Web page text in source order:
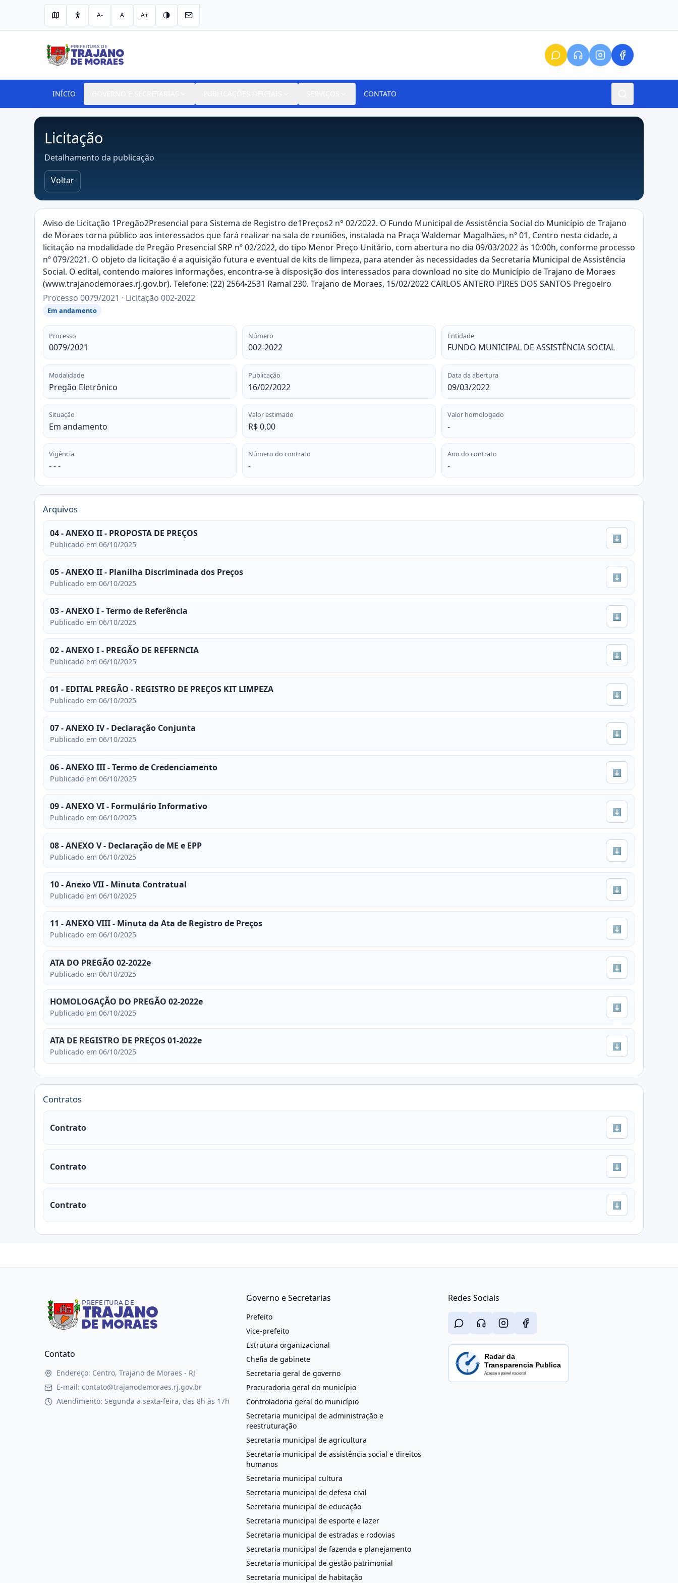
A- A A+
INÍCIO CONTATO
Licitação
Detalhamento da publicação
Voltar
Aviso de Licitação 1Pregão2Presencial para Sistema de Registro de1Preços2 n° 02/2022. O Fundo Municipal de Assistência Social do Município de Trajano
de Moraes torna público aos interessados que fará realizar na sala de reuniões, instalada na Praça Waldemar Magalhães, nº 01, Centro nesta cidade, a
licitação na modalidade de Pregão Presencial SRP nº 02/2022, do tipo Menor Preço Unitário, com abertura no dia 09/03/2022 às 10:00h, conforme processo
nº 079/2021. O objeto da licitação é a aquisição futura e eventual de kits de limpeza, para atender às necessidades da Secretaria Municipal de Assistência
Social. O edital, contendo maiores informações, encontra-se à disposição dos interessados para download no site do Município de Trajano de Moraes
(www.trajanodemoraes.rj.gov.br). Telefone: (22) 2564-2531 Ramal 230. Trajano de Moraes, 15/02/2022 CARLOS ANTERO PIRES DOS SANTOS Pregoeiro
Processo 0079/2021 · Licitação 002-2022
Em andamento
Processo
0079/2021
Número
002-2022
Entidade
FUNDO MUNICIPAL DE ASSISTÊNCIA SOCIAL
Modalidade
Pregão Eletrônico
Publicação
16/02/2022
Data da abertura
09/03/2022
Situação
Em andamento
Valor estimado
R$ 0,00
Valor homologado
-
Vigência
- - -
Número do contrato
-
Ano do contrato
-
Arquivos
04 - ANEXO II - PROPOSTA DE PREÇOS
Publicado em 06/10/2025
⬇
05 - ANEXO II - Planilha Discriminada dos Preços
Publicado em 06/10/2025
⬇
03 - ANEXO I - Termo de Referência
Publicado em 06/10/2025
⬇
02 - ANEXO I - PREGÃO DE REFERNCIA
Publicado em 06/10/2025
⬇
01 - EDITAL PREGÃO - REGISTRO DE PREÇOS KIT LIMPEZA
Publicado em 06/10/2025
⬇
07 - ANEXO IV - Declaração Conjunta
Publicado em 06/10/2025
⬇
06 - ANEXO III - Termo de Credenciamento
Publicado em 06/10/2025
⬇
09 - ANEXO VI - Formulário Informativo
Publicado em 06/10/2025
⬇
08 - ANEXO V - Declaração de ME e EPP
Publicado em 06/10/2025
⬇
10 - Anexo VII - Minuta Contratual
Publicado em 06/10/2025
⬇
11 - ANEXO VIII - Minuta da Ata de Registro de Preços
Publicado em 06/10/2025
⬇
ATA DO PREGÃO 02-2022e
Publicado em 06/10/2025
⬇
HOMOLOGAÇÃO DO PREGÃO 02-2022e
Publicado em 06/10/2025
⬇
ATA DE REGISTRO DE PREÇOS 01-2022e
Publicado em 06/10/2025
⬇
Contratos
Contrato ⬇
Contrato ⬇
Contrato ⬇
Contato
Endereço: Centro, Trajano de Moraes - RJ
E-mail: contato@trajanodemoraes.rj.gov.br
Atendimento: Segunda a sexta-feira, das 8h às 17h
Governo e Secretarias
Prefeito
Vice-prefeito
Estrutura organizacional
Chefia de gabinete
Secretaria geral de governo
Procuradoria geral do município
Controladoria geral do município
Secretaria municipal de administração e
reestruturação
Secretaria municipal de agricultura
Secretaria municipal de assistência social e direitos
humanos
Secretaria municipal cultura
Secretaria municipal de defesa civil
Secretaria municipal de educação
Secretaria municipal de esporte e lazer
Secretaria municipal de estradas e rodovias
Secretaria municipal de fazenda e planejamento
Secretaria municipal de gestão patrimonial
Secretaria municipal de habitação
Redes Sociais